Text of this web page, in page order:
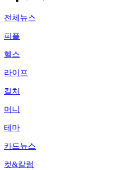
전체뉴스
피플
헬스
라이프
컬처
머니
테마
카드뉴스
컷&칼럼